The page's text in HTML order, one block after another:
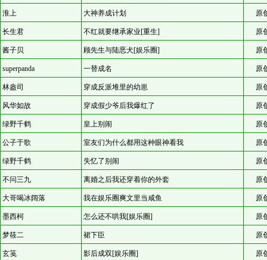
淮上 大神养成计划 原
长生君 不红就要继承家业[重生] 原
酱子贝 顾先生与陆恶犬[娱乐圈] 原
superpanda 一替成名 原
林盎司 穿成反派堆里的幼崽 原
风华如故 穿成假少爷后我爆红了 原
绿野千鹤 皇上别闹 原
公子于歌 室友们为什么都用这种眼神看我 原
绿野千鹤 失忆了别闹 原
不问三九 离婚之后我还穿着你的外套 原
大哥喝冰阔落 我在娱乐圈爽文里当咸鱼 原
墨西柯 怎么还不哄我[娱乐圈] 原
梦筱二 裙下臣 原
玄笺 影后成双[娱乐圈] 原